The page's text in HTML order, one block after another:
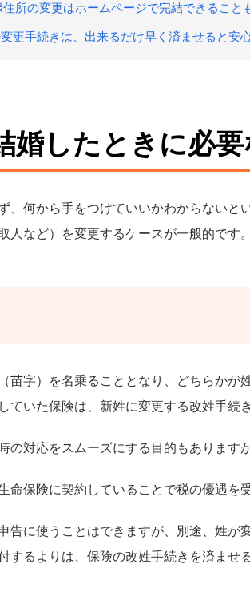
住所の変更はホームページで完結できること
更手続きは、出来るだけ早く済ませると安
婚したときに必要
、何から手をつけていいかわからない
など）を変更するケースが一般的です。
苗字）を名乗ることとなり、どちらか
いた保険は、新姓に変更する改姓手続
対応をスムーズにする目的もあります
保険に契約していることで税の優遇を
告に使うことはできますが、別途、姓
るよりは、保険の改姓手続きを済ませ